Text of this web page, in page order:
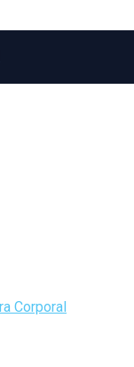
Corporal